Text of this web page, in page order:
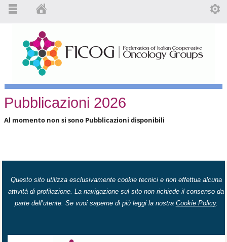
Pubblicazioni 2026
Al momento non si sono Pubblicazioni disponibili
Questo sito utilizza esclusivamente cookie tecnici e non effettua alcuna
attività di profilazione. La navigazione sul sito non richiede il consenso da
parte dell’utente. Se vuoi saperne di più leggi la nostra Cookie Policy.